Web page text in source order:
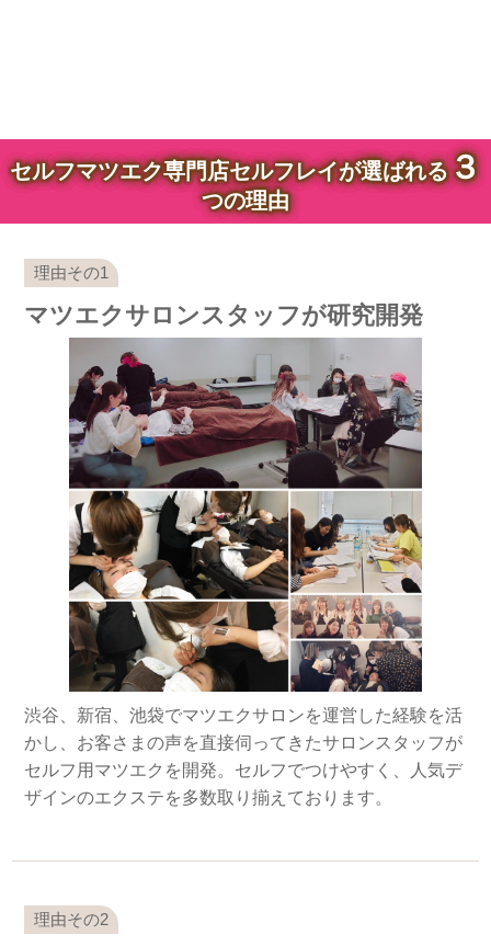
セルフマツエク専門店セルフレイが選ばれる３
つの理由
マツエクサロンスタッフが研究開発
渋谷、新宿、池袋でマツエクサロンを運営した経験を活
かし、お客さまの声を直接伺ってきたサロンスタッフが
セルフ用マツエクを開発。セルフでつけやすく、人気デ
ザインのエクステを多数取り揃えております。